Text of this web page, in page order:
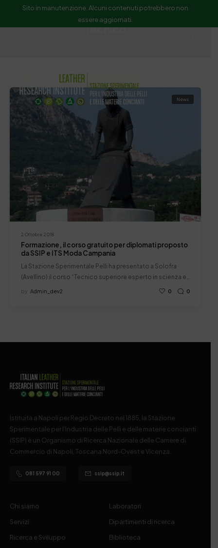
Sito in manutenzione. Alcuni contenuti potrebbero non
essere aggiornati.
Tecnico
2 Ottobre 2018
News
Formazione, il corso gratuito per diplomati proposto
da SSIP e ITS Moda Campania
La Stazione Sperimentale Pelli ha presentato a Solofra
(Avellino) il corso “Tecnico superiore esperto in scienza e…
by Admin_dev2 0 0
Istituita a Napoli per Regio Decreto nel 1885, la Stazione
Sperimentale per l’Industria delle Pelli e delle materie concianti
(SSIP) è un Organismo di Ricerca Nazionale delle Camere di
Commercio di Napoli, Toscana Nord-Ovest e Vicenza.
081 597 91 00 ssip@ssip.it
Chi siamo
Servizi
Ricerca e Sviluppo
Laboratori
Dipartimenti di ricerca
Biblioteca